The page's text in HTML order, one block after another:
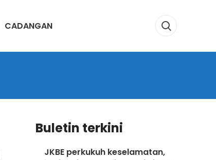
CADANGAN
Buletin terkini
JKBE perkukuh keselamatan,